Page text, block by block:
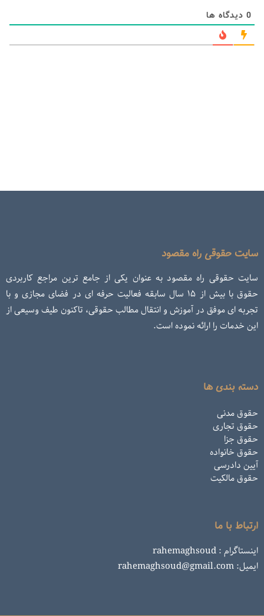
0 دیدگاه ها
سایت حقوقی راه مقصود
سایت حقوقی راه مقصود به عنوان یکی از جامع ترین مراجع کاربردی
حقوق با بیش از ۱۵ سال سابقه فعالیت حرفه ای در فضای مجازی و با
تجربه ای موفق در آموزش و انتقال مطالب حقوقی، تاکنون طیف وسیعی از
این خدمات را ارائه نموده است.
دسته بندی ها
حقوق مدنی
حقوق تجاری
حقوق جزا
حقوق خانواده
آیین دادرسی
حقوق مالکیت
ارتباط با ما
اینستاگرام : rahemaghsoud
ایمیل: rahemaghsoud@gmail.com